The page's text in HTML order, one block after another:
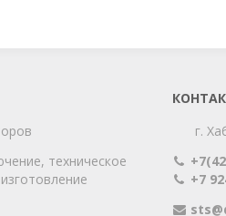
техническое
г.
+7